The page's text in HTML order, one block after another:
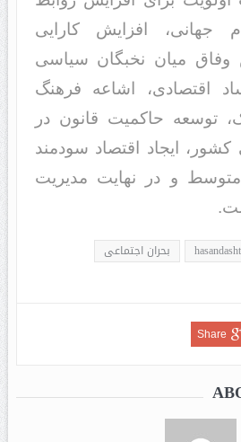
جهانی، افزایش کارایی
میان نخبگان سیاسی
اقتصاد‌‌ی، اشاعه فرهنگ
توسعه حاکمیت قانون د‌‌ر
ایجاد‌‌ اقتصاد‌‌ سود‌‌مند‌‌
و د‌‌ر ‌‌نهایت مد‌‌یریت
بحران اجتماعی
Share